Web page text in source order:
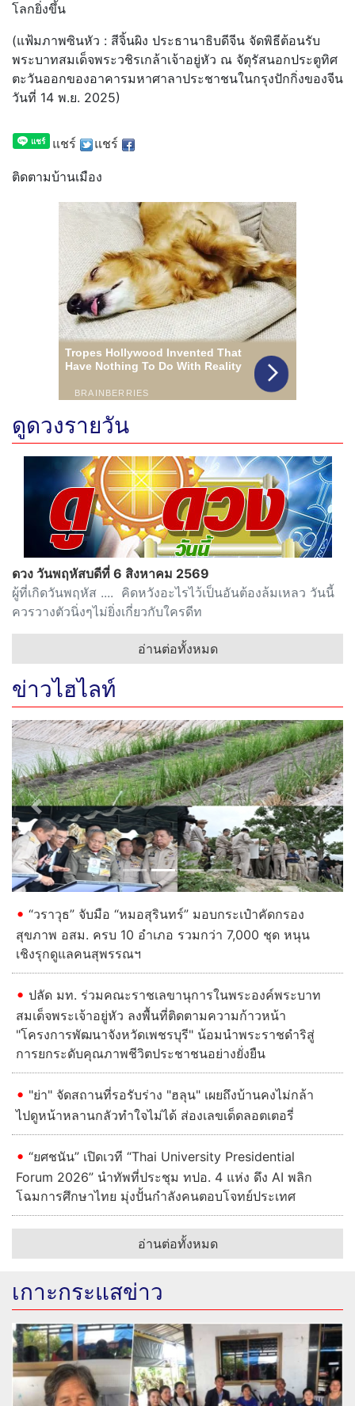
โลกยิ่งขึ้น
(แฟ้มภาพซินหัว : สีจิ้นผิง ประธานาธิบดีจีน จัดพิธีต้อนรับ
พระบาทสมเด็จพระวชิรเกล้าเจ้าอยู่หัว ณ จัตุรัสนอกประตูทิศ
ตะวันออกของอาคารมหาศาลาประชาชนในกรุงปักกิ่งของจีน
วันที่ 14 พ.ย. 2025)
แชร์ แชร์
ติดตามบ้านเมือง
ดูดวงรายวัน
ดวง วันพฤหัสบดีที่ 6 สิงหาคม 2569
ผู้ที่เกิดวันพฤหัส .... คิดหวังอะไรไว้เป็นอันต้องล้มเหลว วันนี้
ควรวางตัวนิ่งๆไม่ยิ่งเกี่ยวกับใครดีท
อ่านต่อทั้งหมด
ข่าวไฮไลท์
Previous Next
“วราวุธ” จับมือ “หมอสุรินทร์” มอบกระเป๋าคัดกรอง
สุขภาพ อสม. ครบ 10 อำเภอ รวมกว่า 7,000 ชุด หนุน
เชิงรุกดูแลคนสุพรรณฯ
ปลัด มท. ร่วมคณะราชเลขานุการในพระองค์พระบาท
สมเด็จพระเจ้าอยู่หัว ลงพื้นที่ติดตามความก้าวหน้า
"โครงการพัฒนาจังหวัดเพชรบุรี" น้อมนำพระราชดำริสู่
การยกระดับคุณภาพชีวิตประชาชนอย่างยั่งยืน
"ย่า" จัดสถานที่รอรับร่าง "ฮลุน" เผยถึงบ้านคงไม่กล้า
ไปดูหน้าหลานกลัวทำใจไม่ได้ ส่องเลขเด็ดลอตเตอรี่
“ยศชนัน” เปิดเวที “Thai University Presidential
Forum 2026” นำทัพที่ประชุม ทปอ. 4 แห่ง ดึง AI พลิก
โฉมการศึกษาไทย มุ่งปั้นกำลังคนตอบโจทย์ประเทศ
อ่านต่อทั้งหมด
เกาะกระแสข่าว